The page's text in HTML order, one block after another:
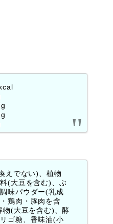
えでない)、植物
(大豆を含む)、ぶ
味パウダー(乳成
鶏肉・豚肉を含
物(大豆を含む)、酵
ゴ糖、香味油(小